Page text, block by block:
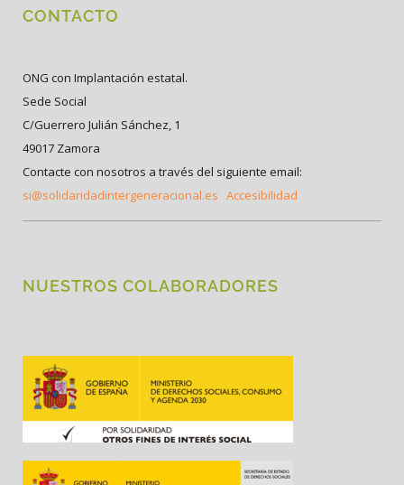
CONTACTO
ONG con Implantación estatal.
Sede Social
C/Guerrero Julián Sánchez, 1
49017 Zamora
Contacte con nosotros a través del siguiente email:
si@solidaridadintergeneracional.es Accesibilidad
NUESTROS COLABORADORES